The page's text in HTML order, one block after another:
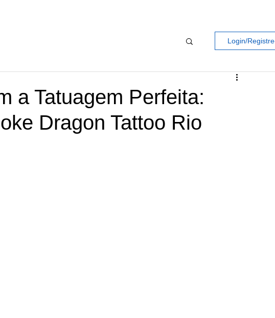
Login/
a Tatuagem Perfeita:
Dragon Tattoo Rio